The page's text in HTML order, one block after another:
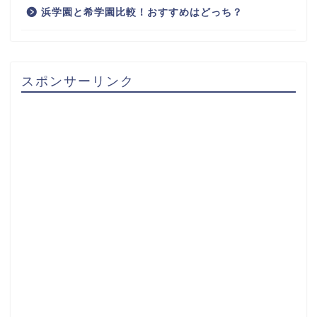
浜学園と希学園比較！おすすめはどっち？
スポンサーリンク